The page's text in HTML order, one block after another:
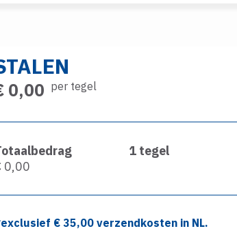
0,00 per tegel
0,00
1 tegel
€35,00 verzendkosten in NL.